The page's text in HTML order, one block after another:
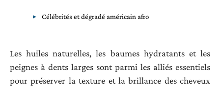
Célébrités et dégradé américain afro
Les huiles naturelles, les baumes hydratants et les
peignes à dents larges sont parmi les alliés essentiels
pour préserver la texture et la brillance des cheveux